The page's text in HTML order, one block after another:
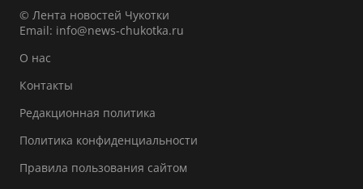
© Лента новостей Чукотки
Email: info@news-chukotka.ru
О нас
Контакты
Редакционная политика
Политика конфиденциальности
Правила пользования сайтом